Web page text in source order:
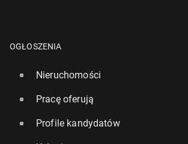
OGŁOSZENIA
Nieruchomości
Pracę oferują
Profile kandydatów